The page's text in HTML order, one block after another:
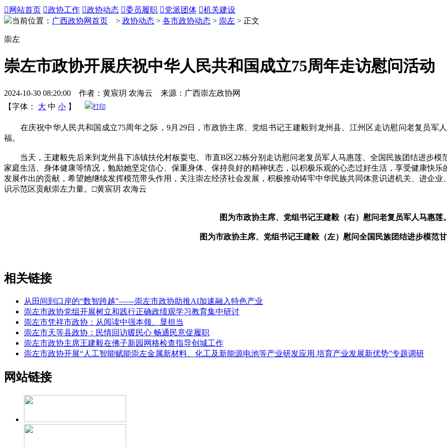
 网站首页 政协工作 政协动态 委员履职 党派团体 机关建设
当前位置： 广西政协网首页 > 政协动态 > 各市政协动态 > 崇左 > 正文
崇左
崇左市政协开展庆祝中华人民共和国成立75周年走访慰问活动
2024-10-30 08:20:00 作者：黄宸玥 农海云 来源：广西崇左政协网
【字体：
大 中 小 】 打印
在庆祝中华人民共和国成立75周年之际，9月29日，市政协主席、党组书记王建毅到龙州县、江州区走访慰问老复员军
福。
当天，王建毅先后来到龙州县下冻镇扶伦村板耍屯、市直B区22栋分别走访慰问老复员军人马惠莲、全国民族团结进步模
家庭生活、身体健康等情况，勉励她坚定信心、保重身体、保持良好的精神状态，以积极乐观的心态过好生活，享受健康快
发展作出的贡献，希望她继续发挥模范带头作用，关注崇左经济社会发展，积极推动铸牢中华民族共同体意识进机关、进企
识示范区贡献崇左力量。□黄宸玥 农海云
图为市政协主席、党组书记王建毅（右）慰问老复员军人马惠莲
图为市政协主席、党组书记王建毅（左）慰问全国民族团结进步模范
相关链接
从田间到口岸的“数智跨越”——崇左市政协助推AI加速融入特色产业
崇左市政协党组开展树立和践行正确政绩观学习教育集中研讨
崇左市凭祥市政协：从阅读中强本领、显担当
崇左市天等县政协：民情回访暖民心 畅通民意促履职
崇左市政协主席王建毅在佛子新园网格检查指导创城工作
崇左市政协开展“人工智能赋能崇左金属新材料、化工及新能源电池等产业研发应用 培育产业发展新优势”专题调研
网站链接